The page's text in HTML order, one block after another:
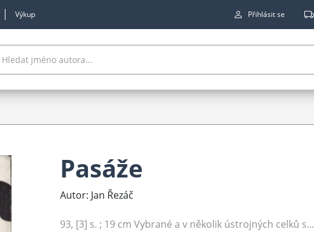
Výkup Přihlásit se
Pasáže
Autor: Jan Řezáč
93, [3] s. ; 19 cm Vybrané a v několik ústrojných celků s...